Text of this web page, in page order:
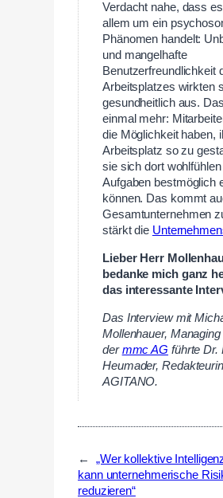
Verdacht nahe, dass
allem um ein
Phänomen handelt:
und mangelhafte
Benutzerfreundlichkeit
Arbeitsplatzes wirkten
gesundheitlich aus.
einmal mehr:
die Möglichkeit haben,
Arbeitsplatz so zu
sie sich dort
Aufgaben bestmöglich
können. Das kommt
Gesamtunternehmen
stärkt die
Lieber Herr
bedanke mich ganz
das interessante
Das Interview mit
Mollenhauer,
dermmc AG führte Dr.
Heumader, Redakteurin
AGITANO.
←
„Wer kollektive
kann unternehmerische
reduzieren“